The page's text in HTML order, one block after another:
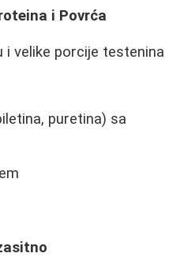
i Povrća
i velike porcije testenina
puretina) sa